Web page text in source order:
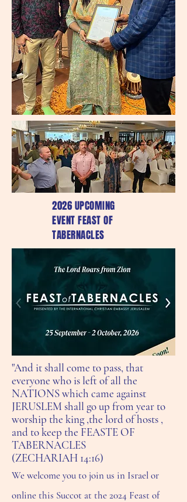
2026 UPCOMING
EVENT FEAST OF
TABERNACLES
"And it shall come to pass, that
everyone who is left of all the
NATIONS which came against
JERUSLEM shall go up from year to
worship the king ,the lord of hosts ,
and to keep the FEASTE OF
TABERNACLES
(ZECHARIAH 14:16)
We welcome you to join us in Israel or
online this Succot at the 2024 Feast of